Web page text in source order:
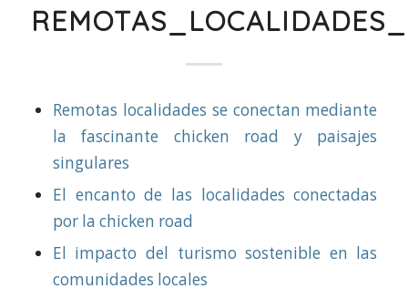
Remotas localidades se conectan mediante
la fascinante chicken road y paisajes
singulares
El encanto de las localidades conectadas
por la chicken road
El impacto del turismo sostenible en las
comunidades locales